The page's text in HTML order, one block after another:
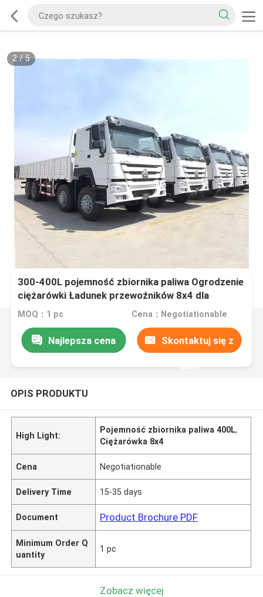
2/5
300-400L pojemność zbiornika paliwa Ogrodzenie
ciężarówki Ładunek przewoźników 8x4 dla
wymagań klientów
MOQ：1 pc Cena：Negotiationable
Najlepsza cena Skontaktuj się z
nami
OPIS PRODUKTU
High Light:
Pojemność zbiornika paliwa 400L,
Ciężarówka 8x4
Cena Negotiationable
Delivery Time 15-35 days
Document Product Brochure PDF
Minimum Order Q
uantity
1 pc
Zobacz więcej